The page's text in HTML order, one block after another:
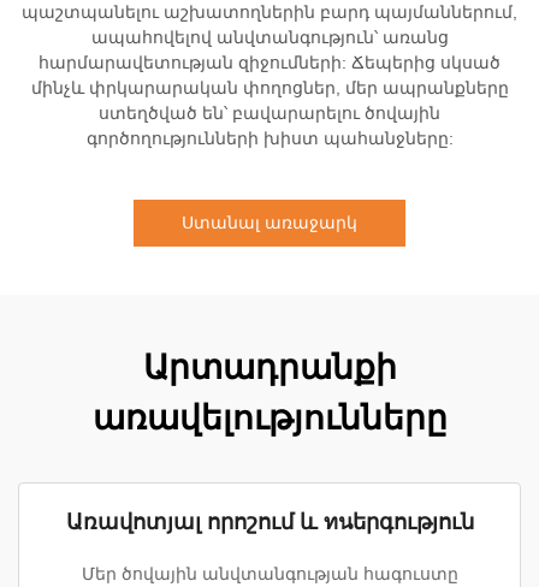
պաշտպանելու աշխատողներին բարդ պայմաններում,
ապահովելով անվտանգություն՝ առանց
հարմարավետության զիջումների: Ճեպերից սկսած
մինչև փրկարարական փողոցներ, մեր ապրանքները
ստեղծված են՝ բավարարելու ծովային
գործողությունների խիստ պահանջները:
Ստանալ առաջարկ
Արտադրանքի
առավելությունները
Առավոտյալ որոշում և ทนերգություն
Մեր ծովային անվտանգության հագուստը